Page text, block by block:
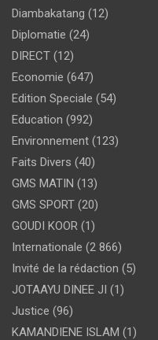
Diambakatang (12)
Diplomatie (24)
DIRECT (12)
Economie (647)
Edition Speciale (54)
Education (992)
Environnement (123)
Faits Divers (40)
GMS MATIN (13)
GMS SPORT (20)
GOUDI KOOR (1)
Internationale (2 866)
Invité de la rédaction (5)
JOTAAYU DINEE JI (1)
Justice (96)
KAMANDIENE ISLAM (1)